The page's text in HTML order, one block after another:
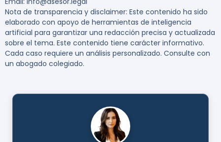
Nota de transparencia y disclaimer: Este contenido ha sido
elaborado con apoyo de herramientas de inteligencia
artificial para garantizar una redacción precisa y actualizada
sobre el tema. Este contenido tiene carácter informativo.
Cada caso requiere un análisis personalizado. Consulte con
un abogado colegiado.